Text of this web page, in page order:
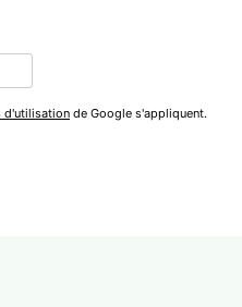
d'utilisation de Google s'appliquent.